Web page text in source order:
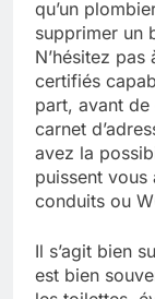
qu’un
supprimer un
N’hésitez
certifiés
part, avant
carnet
avez la
puissent
conduits ou
Il s’agit bien
est bien